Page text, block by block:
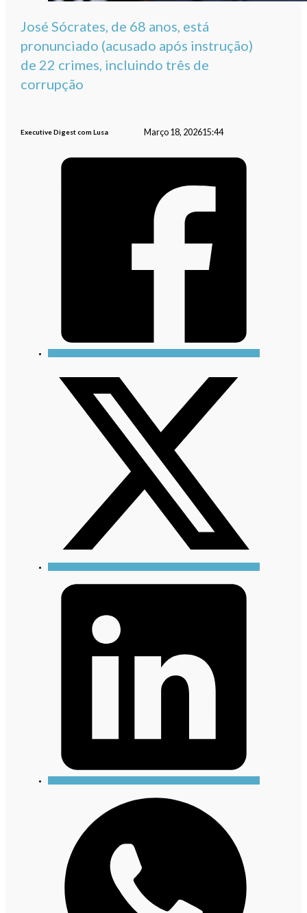
José Sócrates, de 68 anos, está
pronunciado (acusado após instrução)
de 22 crimes, incluindo três de
corrupção
Executive Digest com Lusa Março 18, 202615:44